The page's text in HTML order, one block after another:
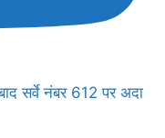
सर्वे नंबर 612 पर अदा